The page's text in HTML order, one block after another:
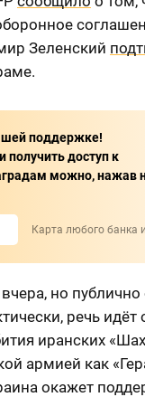
Зеленский
поддержке!
доступ к
можно, нажав
Карта любого банка
но
речь
иранских
армией как
окажет